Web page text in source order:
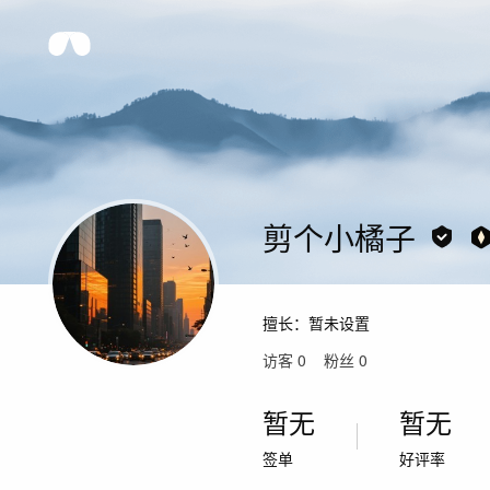
剪个小橘子
擅长： 暂未设置
访客 0 粉丝 0
暂无
签单
暂无
好评率